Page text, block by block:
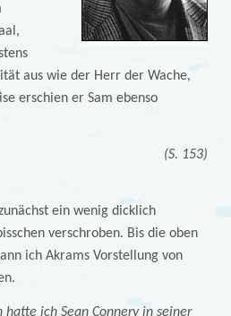
aus wie der Herr der Wache,
erschien er Sam ebenso
(S. 153)
ein wenig dicklich
verschroben. Bis die oben
ich Akrams Vorstellung von
ich Sean Connery in seiner